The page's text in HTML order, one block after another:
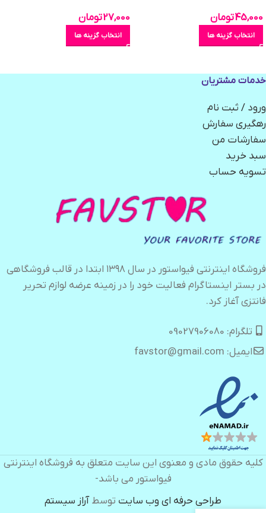
45,000تومان
انتخاب گزینه ها
27,000تومان
انتخاب گزینه ها
خدمات مشتریان
ورود / ثبت نام
رهگیری سفارش
سفارشات من
سبد خرید
تسویه حساب
فروشگاه اینترنتی فیواستور در سال ۱۳۹۸ ابتدا در قالب فروشگاهی
در بستر اینستاگرام فعالیت خود را در زمینه عرضه لوازم تحریر
فانتزی آغاز کرد.
تلگرام: 09027906080
ایمیل: favstor@gmail.com
کلیه حقوق مادی و معنوی این سایت متعلق به فروشگاه اینترنتی
فیواستور می باشد-
طراحی حرفه ای وب سایت توسطآراز سیستم